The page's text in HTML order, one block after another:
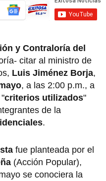
y Contraloría del
citar al ministro de
Luis Jiménez Borja,
, a las 2:00 p.m., a
criterios utilizados"
de la
.
fue planteada por el
(Acción Popular),
se conociera la